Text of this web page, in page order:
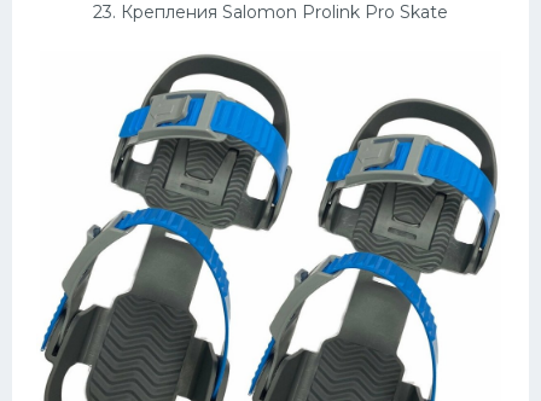
23. Крепления Salomon Prolink Pro Skate